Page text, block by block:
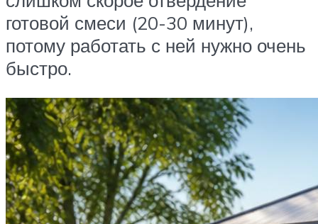
готовой смеси (20-30 минут),
потому работать с ней нужно очень
быстро.